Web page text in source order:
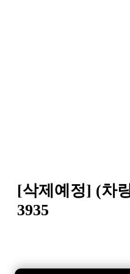
[삭제예정] (차
3935